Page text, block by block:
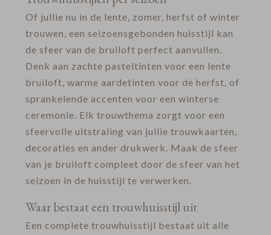
Of jullie nu in de lente, zomer, herfst of winter
trouwen, een seizoensgebonden huisstijl kan
de sfeer van de bruiloft perfect aanvullen.
Denk aan zachte pasteltinten voor een lente
bruiloft, warme aardetinten voor de herfst, of
sprankelende accenten voor een winterse
ceremonie. Elk trouwthema zorgt voor een
sfeervolle uitstraling van jullie trouwkaarten,
decoraties en ander drukwerk. Maak de sfeer
van je bruiloft compleet door de sfeer van het
seizoen in de huisstijl te verwerken.
Waar bestaat een trouwhuisstijl uit
Een complete trouwhuisstijl bestaat uit alle